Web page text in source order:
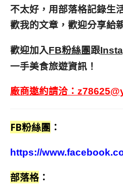
不太好，用部落格記錄生
歡我的文章，歡迎分享給
歡迎加入FB粉絲團跟
一手美食旅遊資訊！
廠商邀約請洽：
FB粉絲團 ：
https://
部落格 ：